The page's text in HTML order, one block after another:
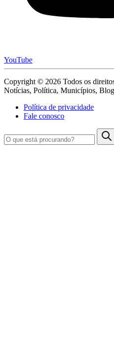
YouTube
Copyright © 2026 Todos os
Notícias, Política, Municípios,
Política de privacidade
Fale conosco